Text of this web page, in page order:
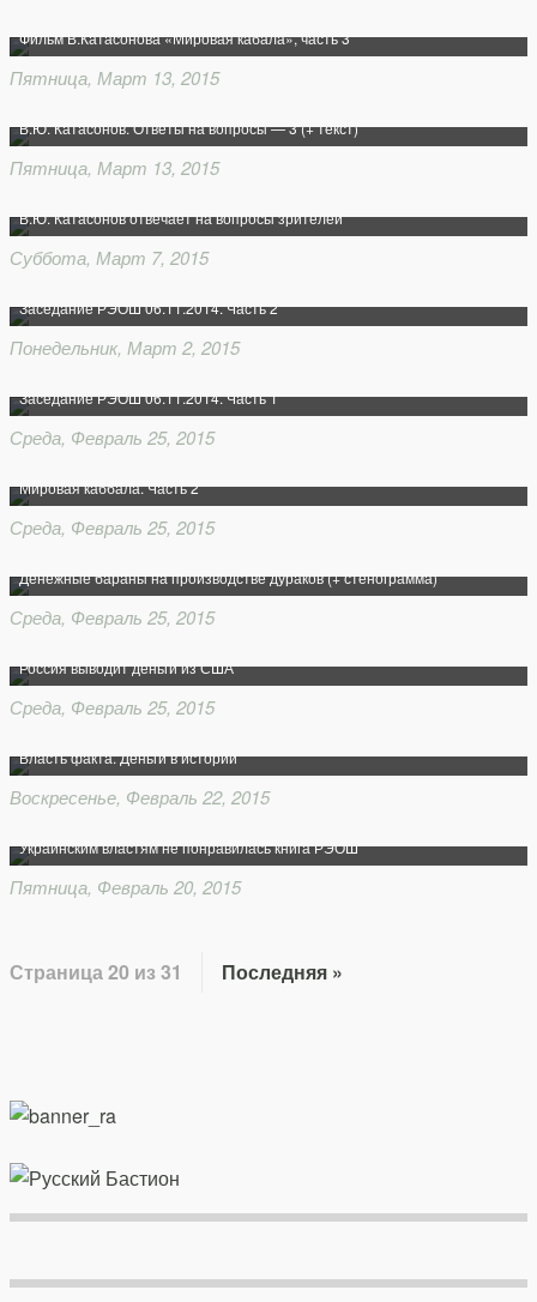
Фильм В.Катасонова «Мировая кабала», часть 3
Пятница, Март 13, 2015
В.Ю. Катасонов. Ответы на вопросы — 3 (+ текст)
Пятница, Март 13, 2015
В.Ю. Катасонов отвечает на вопросы зрителей
Суббота, Март 7, 2015
Заседание РЭОШ 06.11.2014. Часть 2
Понедельник, Март 2, 2015
Заседание РЭОШ 06.11.2014. Часть 1
Среда, Февраль 25, 2015
Мировая каббала. Часть 2
Среда, Февраль 25, 2015
Денежные бараны на производстве дураков (+ стенограмма)
Среда, Февраль 25, 2015
Россия выводит деньги из США
Среда, Февраль 25, 2015
Власть факта. Деньги в истории
Воскресенье, Февраль 22, 2015
Украинским властям не понравилась книга РЭОШ
Пятница, Февраль 20, 2015
Страница 20 из 31 Последняя »